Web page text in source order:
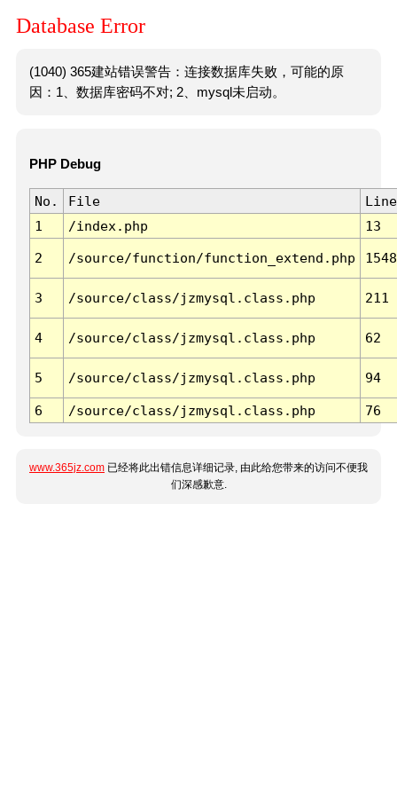
Database Error
(1040) 365建站错误警告：连接数据库失败，可能的原
因：1、数据库密码不对; 2、mysql未启动。
PHP Debug
No. File
Line
1
/index.php 13
2 /source/function/function_extend.php 1548
3 /source/class/jzmysql.class.php 211
4 /source/class/jzmysql.class.php 62
5 /source/class/jzmysql.class.php 94
6 /source/class/jzmysql.class.php 76
www.365jz.com 已经将此出错信息详细记录, 由此给您带来的访问不便我
们深感歉意.